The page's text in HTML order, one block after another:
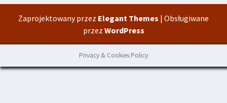
Zaprojektowany przez Elegant Themes | Obsługiwane
przez WordPress
Privacy & Cookies Policy